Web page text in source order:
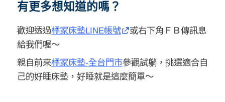
有更多想知道的嗎？
歡迎透過橘家床墊LINE帳號
或右下角ＦＢ傳訊息
給我們喔～
親自前來橘家床墊-全台門市參觀試躺，挑選適合自
己的好睡床墊，好睡就是這麼簡單～